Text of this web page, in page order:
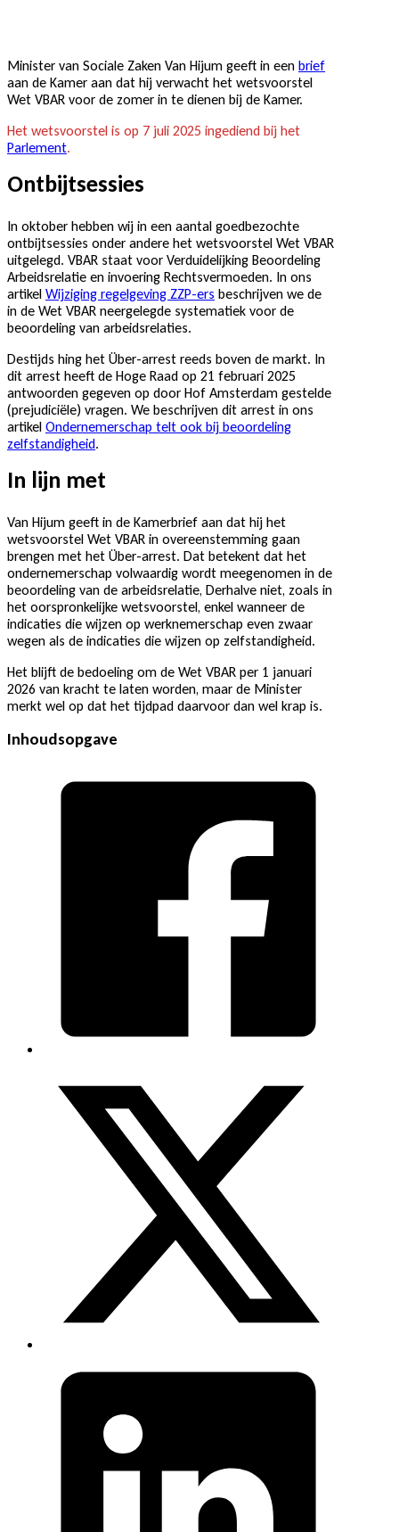
Minister van Sociale Zaken Van Hijum geeft in een brief
aan de Kamer aan dat hij verwacht het wetsvoorstel
Wet VBAR voor de zomer in te dienen bij de Kamer.
Het wetsvoorstel is op 7 juli 2025 ingediend bij het
Parlement.
Ontbijtsessies
In oktober hebben wij in een aantal goedbezochte
ontbijtsessies onder andere het wetsvoorstel Wet VBAR
uitgelegd. VBAR staat voor Verduidelijking Beoordeling
Arbeidsrelatie en invoering Rechtsvermoeden. In ons
artikel Wijziging regelgeving ZZP-ers beschrijven we de
in de Wet VBAR neergelegde systematiek voor de
beoordeling van arbeidsrelaties.
Destijds hing het Über-arrest reeds boven de markt. In
dit arrest heeft de Hoge Raad op 21 februari 2025
antwoorden gegeven op door Hof Amsterdam gestelde
(prejudiciële) vragen. We beschrijven dit arrest in ons
artikel Ondernemerschap telt ook bij beoordeling
zelfstandigheid.
In lijn met
Van Hijum geeft in de Kamerbrief aan dat hij het
wetsvoorstel Wet VBAR in overeenstemming gaan
brengen met het Über-arrest. Dat betekent dat het
ondernemerschap volwaardig wordt meegenomen in de
beoordeling van de arbeidsrelatie, Derhalve niet, zoals in
het oorspronkelijke wetsvoorstel, enkel wanneer de
indicaties die wijzen op werknemerschap even zwaar
wegen als de indicaties die wijzen op zelfstandigheid.
Het blijft de bedoeling om de Wet VBAR per 1 januari
2026 van kracht te laten worden, maar de Minister
merkt wel op dat het tijdpad daarvoor dan wel krap is.
Inhoudsopgave